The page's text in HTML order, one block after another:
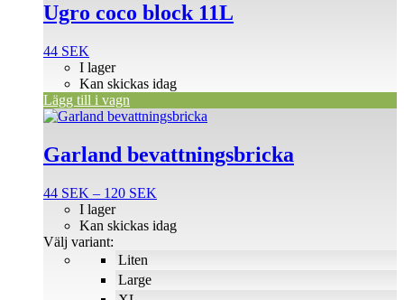
Ugro coco block 11L
44 SEK
I lager
Kan skickas idag
Lägg till i vagn
Garland bevattningsbricka
44 SEK – 120 SEK
till
Liten
Large
I lager
Kan skickas idag
Välj variant:
Den
produkten
har
varianter.
olika
alternativen